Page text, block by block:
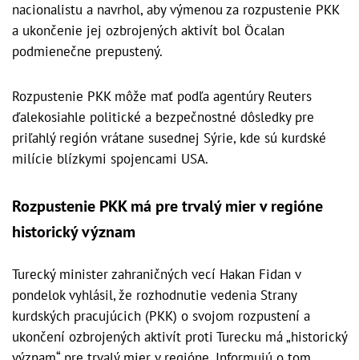
nacionalistu a navrhol, aby výmenou za rozpustenie PKK
a ukončenie jej ozbrojených aktivít bol Öcalan
podmienečne prepustený.
Rozpustenie PKK môže mať podľa agentúry Reuters
ďalekosiahle politické a bezpečnostné dôsledky pre
priľahlý región vrátane susednej Sýrie, kde sú kurdské
milície blízkymi spojencami USA.
Rozpustenie PKK má pre trvalý mier v regióne
historický význam
Turecký minister zahraničných vecí Hakan Fidan v
pondelok vyhlásil, že rozhodnutie vedenia Strany
kurdských pracujúcich (PKK) o svojom rozpustení a
ukončení ozbrojených aktivít proti Turecku má „historický